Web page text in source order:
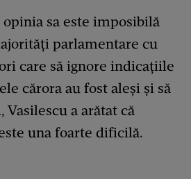
sa este imposibilă
parlamentare cu
care să ignore indicaţiile
cărora au fost aleşi şi să
Vasilescu a arătat că
una foarte dificilă.